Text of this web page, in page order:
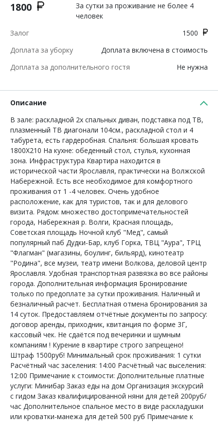
1800
За сутки за проживание не более 4
человек
Залог
1500
Доплата за уборку
Доплата включена в стоимость
Доплата за дополнительного гостя
Не нужна
Описание
В зале: раскладной 2х спальных диван, подставка под ТВ,
плазменный ТВ диагонали 104см., раскладной стол и 4
табурета, есть гардеробная. Спальня: большая кровать
1800Х210 На кухне: обеденный стол, стулья, кухонная
зона. Инфраструктура Квартира находится в
исторической части Ярославля, практически на Волжской
Набережной. Есть все необходимое для комфортного
проживания от 1 -4 человек. Очень удобное
расположение, как для туристов, так и для делового
визита. Рядом: множество достопримечательностей
города, Набережная р. Волги, Красная площадь,
Советская площадь Ночной клуб "Мед", самый
популярный паб Дудки-Бар, клуб Горка, ТВЦ "Аура", ТРЦ
"Флагман" (магазины, боулинг, бильярд), кинотеатр
"Родина", все музеи, театр имени Волкова, деловой центр
Ярославля. Удобная транспортная развязка во все районы
города. Дополнительная информация Бронирование
только по предоплате за сутки проживания. Наличный и
безналичный расчет. Бесплатная отмена бронирования за
14 суток. Предоставляем отчётные документы по запросу:
договор аренды, приходник, квитанция по форме 3Г,
кассовый чек. Не сдаётся под вечеринки и шумным
компаниям ! Курение в квартире строго запрещено!
Штраф 1500руб! Минимальный срок проживания: 1 сутки
Расчётный час заселения: 14:00 Расчётный час выселения:
12:00 Примечание к стоимости: Дополнительные платные
услуги: Минибар Заказ еды на дом Организация экскурсий
с гидом Заказ квалифицированной няни для детей 200руб/
час Дополнительное спальное место в виде раскладушки
или кроватки-манежа для детей 500 руб Примечание к